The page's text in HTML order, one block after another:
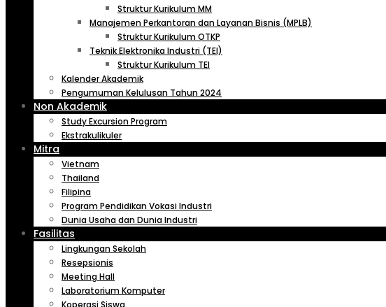
Struktur Kurikulum MM
Manajemen Perkantoran dan Layanan Bisnis (MPLB)
Struktur Kurikulum OTKP
Teknik Elektronika Industri (TEI)
Struktur Kurikulum TEI
Kalender Akademik
Pengumuman Kelulusan Tahun 2024
Non Akademik
Study Excursion Program
Ekstrakulikuler
Mitra
Vietnam
Thailand
Filipina
Program Pendidikan Vokasi Industri
Dunia Usaha dan Dunia Industri
Fasilitas
Lingkungan Sekolah
Resepsionis
Meeting Hall
Laboratorium Komputer
Koperasi Siswa